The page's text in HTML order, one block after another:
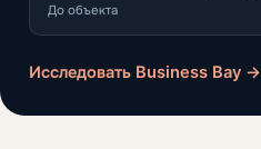
До объекта
Исследовать Business Bay →